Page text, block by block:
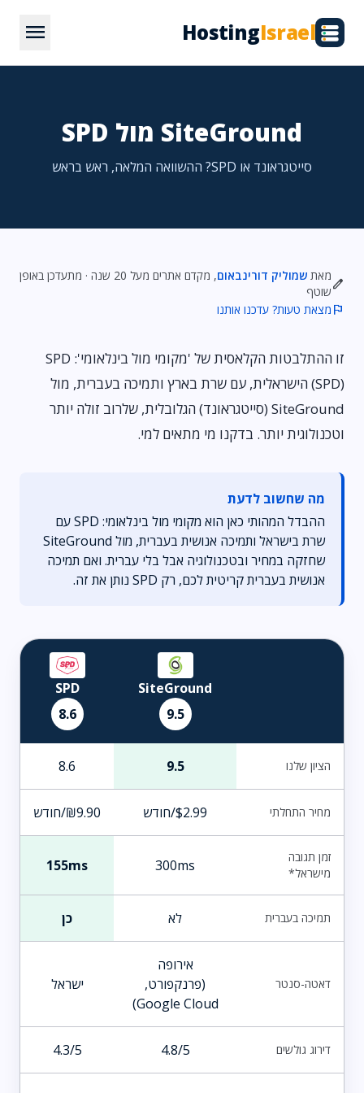
HostingIsrael
menu
SiteGround מול SPD
סייטגראונד או SPD? ההשוואה המלאה, ראש בראש
edit
מאת שמוליק דורינבאום
, מקדם אתרים מעל 20 שנה · מתעדכן באופן
שוטף
flag מצאת טעות? עדכנו אותנו
זו ההתלבטות הקלאסית של 'מקומי מול בינלאומי': SPD
(SPD) הישראלית, עם שרת בארץ ותמיכה בעברית, מול
SiteGround (סייטגראונד) הגלובלית, שלרוב זולה יותר
וטכנולוגית יותר. בדקנו מי מתאים למי.
מה שחשוב לדעת
ההבדל המהותי כאן הוא מקומי מול בינלאומי: SPD עם
שרת בישראל ותמיכה אנושית בעברית, מול SiteGround
שחזקה במחיר ובטכנולוגיה אבל בלי עברית. ואם תמיכה
אנושית בעברית קריטית לכם, רק SPD נותן את זה.
SiteGround
9.5
SPD
8.6
הציון שלנו 9.5
8.6
מחיר התחלתי $2.99/חודש ₪9.90/חודש
זמן תגובה
מישראל*
300ms
155ms
תמיכה בעברית לא כן
דאטה-סנטר
אירופה
(פרנקפורט,
Google Cloud)
ישראל
דירוג גולשים 4.8/5
4.3/5